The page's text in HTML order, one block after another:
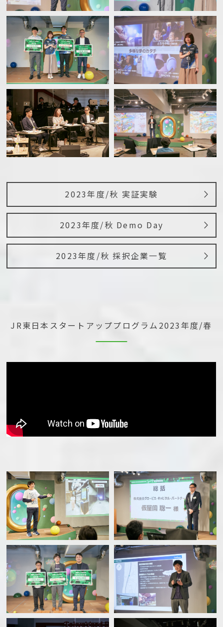
2023年度/秋 実証実験
2023年度/秋 Demo Day
2023年度/秋 採択企業一覧
JR東日本スタートアッププログラム 2023年度/春